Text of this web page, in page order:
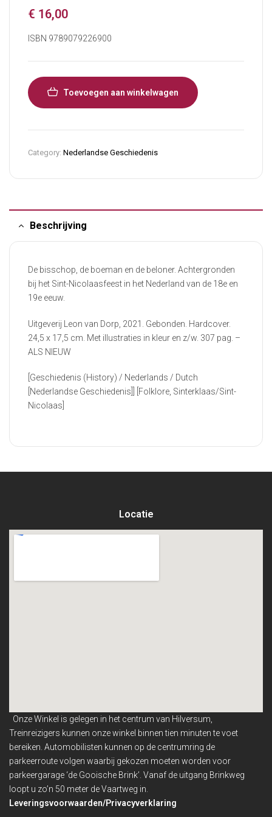
€ 16,00
ISBN 9789079226900
Toevoegen aan winkelwagen
Category: Nederlandse Geschiedenis
Beschrijving
De bisschop, de boeman en de beloner. Achtergronden
bij het Sint-Nicolaasfeest in het Nederland van de 18e en
19e eeuw.
Uitgeverij Leon van Dorp, 2021. Gebonden. Hardcover.
24,5 x 17,5 cm. Met illustraties in kleur en z/w. 307 pag. –
ALS NIEUW
[Geschiedenis (History) / Nederlands / Dutch
[Nederlandse Geschiedenis]] [Folklore, Sinterklaas/Sint-
Nicolaas]
Locatie
Onze Winkel is gelegen in het centrum van Hilversum,
Treinreizigers kunnen onze winkel binnentien minuten te voet
bereiken. Automobilisten kunnen op de centrumring de
parkeerroute volgen waarbij gekozen moeten worden voor
parkeergarage ‘de Gooische Brink’. Vanaf de uitgang Brinkweg
loopt u zo’n 50 meter de Vaartweg in.
Leveringsvoorwaarden/Privacyverklaring